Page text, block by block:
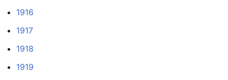
1916
1917
1918
1919